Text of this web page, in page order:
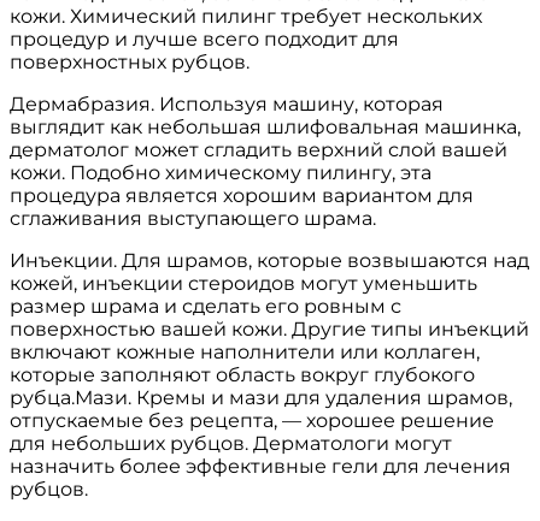
кожи. Химический пилинг требует нескольких
процедур и лучше всего подходит для
поверхностных рубцов.
Дермабразия. Используя машину, которая
выглядит как небольшая шлифовальная машинка,
дерматолог может сгладить верхний слой вашей
кожи. Подобно химическому пилингу, эта
процедура является хорошим вариантом для
сглаживания выступающего шрама.
Инъекции. Для шрамов, которые возвышаются над
кожей, инъекции стероидов могут уменьшить
размер шрама и сделать его ровным с
поверхностью вашей кожи. Другие типы инъекций
включают кожные наполнители или коллаген,
которые заполняют область вокруг глубокого
рубца.Мази. Кремы и мази для удаления шрамов,
отпускаемые без рецепта, — хорошее решение
для небольших рубцов. Дерматологи могут
назначить более эффективные гели для лечения
рубцов.